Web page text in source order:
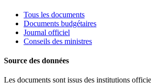
Tous les documents
Documents budgétaires
Journal officiel
Conseils des ministres
Source des données
Les documents sont issus des institutions